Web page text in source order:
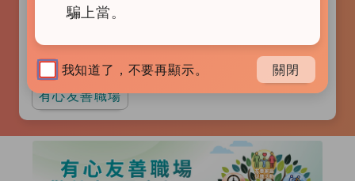
上市上櫃
行政後勤
物流司機
有心友善職場
廣告輪播區
騙上當。
我知道了，不要再顯示。 關閉